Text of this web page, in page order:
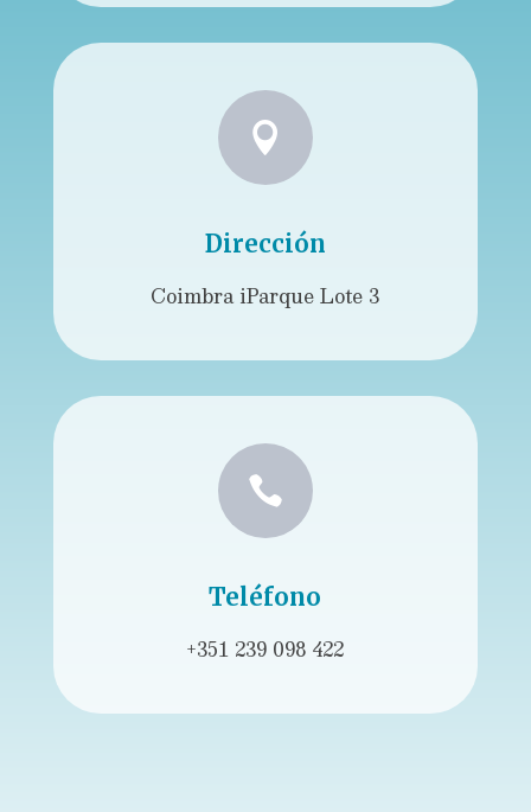

Dirección
Coimbra iParque Lote 3

Teléfono
+351 239 098 422